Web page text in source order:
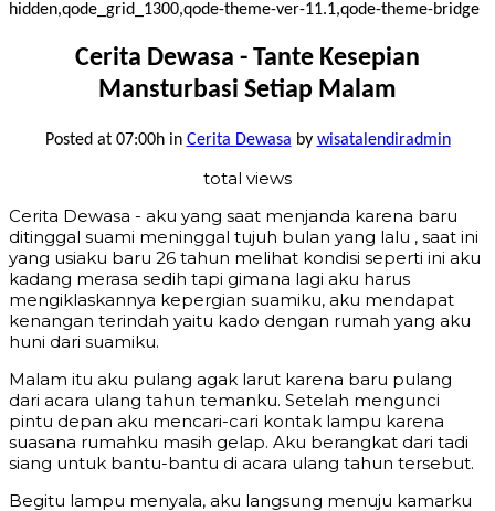
hidden,qode_grid_1300,qode-theme-ver-11.1,qode-theme-bridge
Cerita Dewasa - Tante Kesepian
Mansturbasi Setiap Malam
Posted at 07:00hin Cerita Dewasa by wisatalendiradmin
total views
Cerita Dewasa - aku yang saat menjanda karena baru
ditinggal suami meninggal tujuh bulan yang lalu , saat ini
yang usiaku baru 26 tahun melihat kondisi seperti ini aku
kadang merasa sedih tapi gimana lagi aku harus
mengiklaskannya kepergian suamiku, aku mendapat
kenangan terindah yaitu kado dengan rumah yang aku
huni dari suamiku.
Malam itu aku pulang agak larut karena baru pulang
dari acara ulang tahun temanku. Setelah mengunci
pintu depan aku mencari-cari kontak lampu karena
suasana rumahku masih gelap. Aku berangkat dari tadi
siang untuk bantu-bantu di acara ulang tahun tersebut.
Begitu lampu menyala, aku langsung menuju kamarku